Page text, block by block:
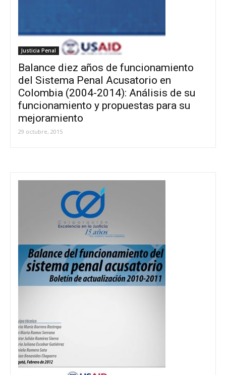
Justicia Penal
Balance diez años de funcionamiento
del Sistema Penal Acusatorio en
Colombia (2004-2014): Análisis de su
funcionamiento y propuestas para su
mejoramiento
29 octubre, 2015